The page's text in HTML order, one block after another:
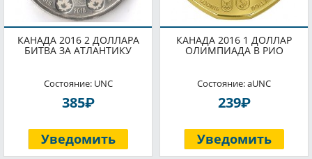
КАНАДА 2016 2 ДОЛЛАРА
БИТВА ЗА АТЛАНТИКУ
Состояние: UNC
385P
Уведомить
КАНАДА 2016 1 ДОЛЛАР
ОЛИМПИАДА В РИО
Состояние: aUNC
239P
Уведомить